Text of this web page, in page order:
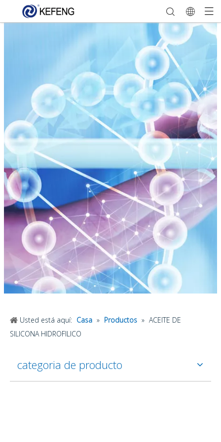
Usted está aquí: Casa » Productos » ACEITE DE
SILICONA HIDROFILICO
categoria de producto